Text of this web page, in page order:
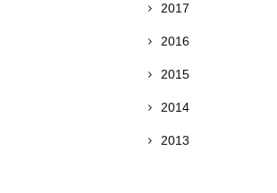
2017
2016
2015
2014
2013